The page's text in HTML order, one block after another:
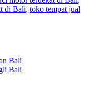
di Bali, toko tempat jual
Bali
Bali